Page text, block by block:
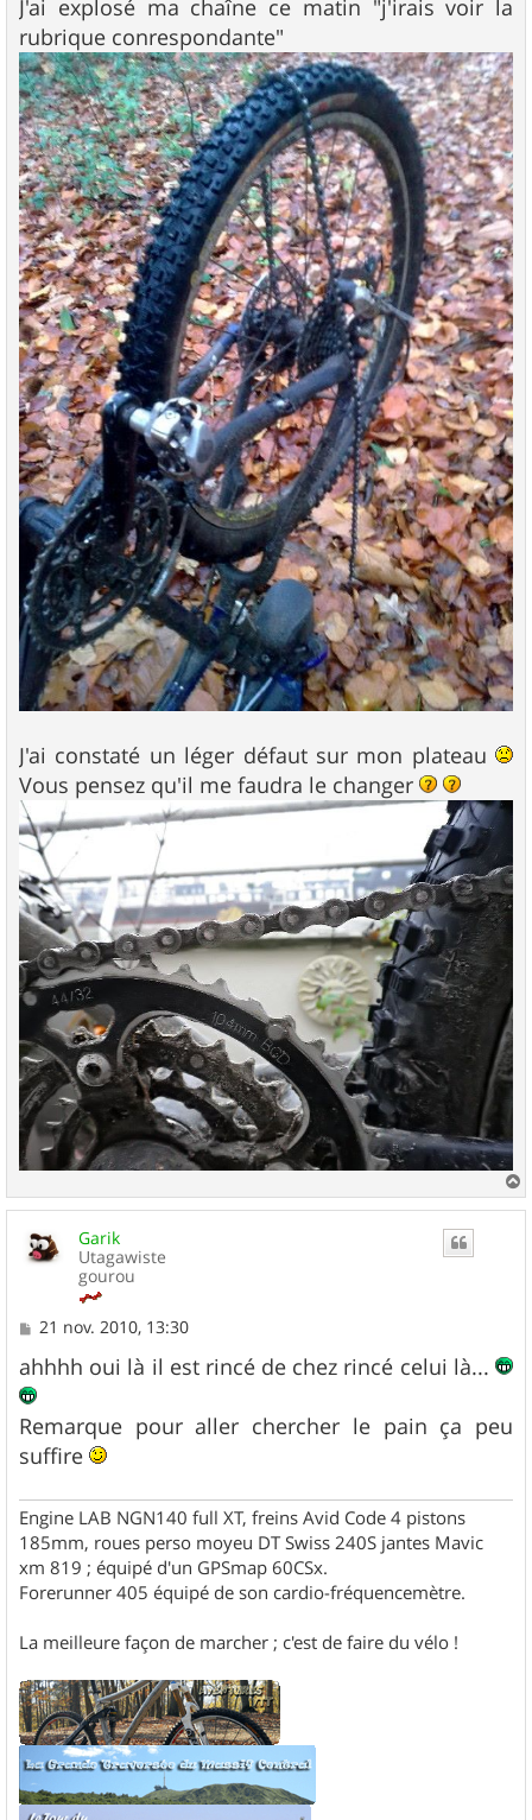
a
g
e
J'ai explosé ma chaîne ce matin "j'irais voir la
rubrique conrespondante"
J'ai constaté un léger défaut sur mon plateau
Vous pensez qu'il me faudra le changer
a
Garik
Utagawiste
gourou
M
s
s
a
g
e
21 nov. 2010, 13:30
ahhhh oui là il est rincé de chez rincé celui là...
Remarque pour aller chercher le pain ça peu
suffire
Engine LAB NGN140 full XT, freins Avid Code 4 pistons
185mm, roues perso moyeu DT Swiss 240S jantes Mavic
xm 819 ; équipé d'un GPSmap 60CSx.
Forerunner 405 équipé de son cardio-fréquencemètre.
La meilleure façon de marcher ; c'est de faire du vélo !